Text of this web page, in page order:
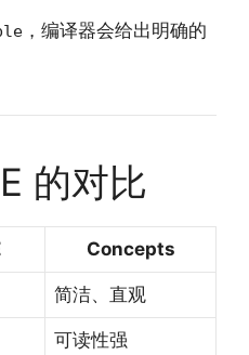
，编译器会给出明确的
的对比
Concepts
简洁、直观
可读性强